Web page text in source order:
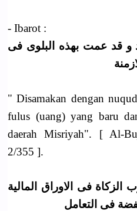
- Ibarot :
و قد عمت بهذه البلوى فى
" Disamakan dengan
fulus (uang) yang baru
daerah Misriyah". [ Al-
2/355 ].
فى الاوراق المالية
فى التعامل